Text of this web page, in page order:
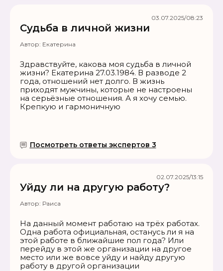
Судьба в личной жизни
Автор: Екатерина
Здравствуйте, какова моя судьба в личной
жизни? Екатерина 27.03.1984. В разводе 2
года, отношений нет долго. В жизнь
приходят мужчины, которые не настроены
на серьёзные отношения. А я хочу семью.
Крепкую и гармоничную
Посмотреть ответы экспертов 3
03.07.2025/08:23
Уйду ли на другую работу?
Автор: Раиса
На данный момент работаю на трёх работах.
Одна работа официальная, останусь ли я на
этой работе в ближайшие пол года? Или
перейду в этой же организации на другое
место или же вовсе уйду и найду другую
работу в другой организации
02.07.2025/13:15